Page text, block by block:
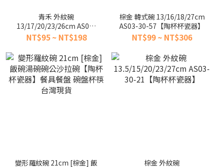
青禾 外紋碗
13/17/20/23/26cm AS03-
37-02 【陶杯杯瓷器】
NT$95 ~ NT$198
棕金 韓式碗 13/16/18/27cm
AS03-30-57【陶杯杯瓷器】
NT$99 ~ NT$306
變形羅紋碗 21cm [棕金] 飯
棕金 外紋碗